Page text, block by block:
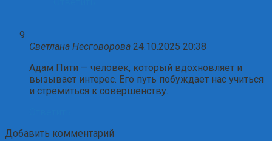
Светлана Несговорова 24.10.2025 20:38
Адам Пити — человек, который вдохновляет и
вызывает интерес. Его путь побуждает нас учиться
и стремиться к совершенству.
Добавить комментарий